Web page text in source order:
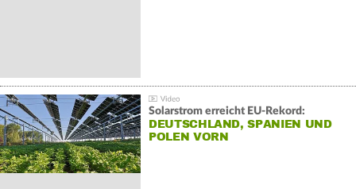
Solarstrom erreicht EU-Rekord:
DEUTSCHLAND, SPANIEN UND
POLEN VORN